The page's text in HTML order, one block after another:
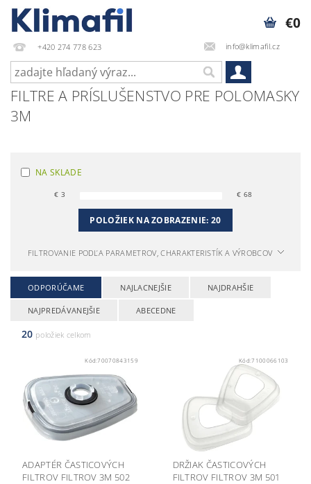
+420 274 778 623 info@klimafil.cz
€0
FILTRE A PRÍSLUŠENSTVO PRE POLOMASKY
3M
NA SKLADE
€3 € 68
POLOŽIEK NA ZOBRAZENIE:20
FILTROVANIE PODĽA PARAMETROV, CHARAKTERISTÍK A VÝROBCOV
ODPORÚČAME NAJLACNEJŠIE NAJDRAHŠIE
NAJPREDÁVANEJŠIE ABECEDNE
20 položiek celkom
Kód:70070843159
ADAPTÉR ČASTICOVÝCH
FILTROV FILTROV 3M 502
Kód:7100066103
DRŽIAK ČASTICOVÝCH
FILTROV FILTROV 3M 501